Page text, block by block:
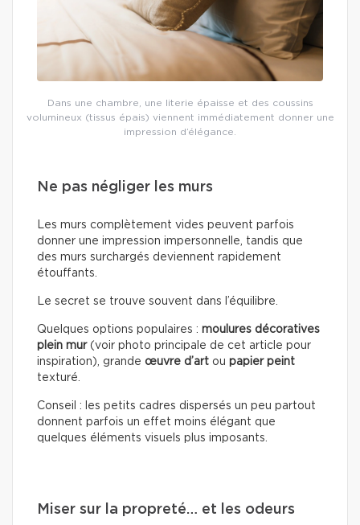
Dans une chambre, une literie épaisse et des coussins
volumineux (tissus épais) viennent immédiatement donner une
impression d’élégance.
Ne pas négliger les murs
Les murs complètement vides peuvent parfois
donner une impression impersonnelle, tandis que
des murs surchargés deviennent rapidement
étouffants.
Le secret se trouve souvent dans l’équilibre.
Quelques options populaires : moulures décoratives
plein mur (voir photo principale de cet article pour
inspiration), grande œuvre d’art ou papier peint
texturé.
Conseil : les petits cadres dispersés un peu partout
donnent parfois un effet moins élégant que
quelques éléments visuels plus imposants.
Miser sur la propreté… et les odeurs